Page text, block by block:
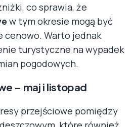
co sprawia, że
w tym okresie mogą być
Warto jednak
turystyczne na wypadek
pogodowych.
– maj i listopad
przejściowe pomiędzy